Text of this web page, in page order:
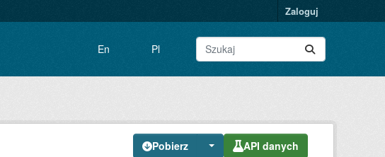
Zaloguj
En Pl
Pobierz API danych